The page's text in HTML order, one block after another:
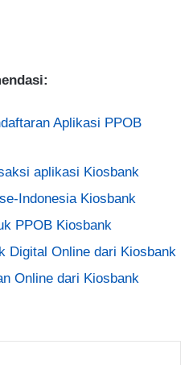
Aplikasi PPOB
aplikasi Kiosbank
Indonesia Kiosbank
PPOB Kiosbank
Digital Online dari Kiosbank
Online dari Kiosbank